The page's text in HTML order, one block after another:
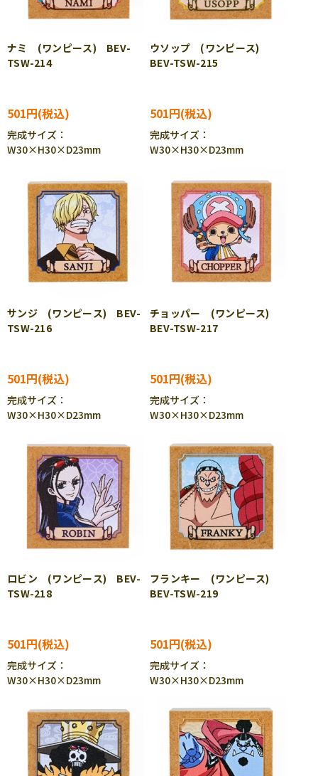
ナミ (ワンピース) BEV-
TSW-214
501円
完成サイズ：
W30×H30×D23mm
ウソップ (ワンピース)
BEV-TSW-215
501円
完成サイズ：
W30×H30×D23mm
サンジ (ワンピース) BEV-
TSW-216
501円
完成サイズ：
W30×H30×D23mm
チョッパー (ワンピース)
BEV-TSW-217
501円
完成サイズ：
W30×H30×D23mm
ロビン (ワンピース) BEV-
TSW-218
501円
完成サイズ：
W30×H30×D23mm
フランキー (ワンピース)
BEV-TSW-219
501円
完成サイズ：
W30×H30×D23mm